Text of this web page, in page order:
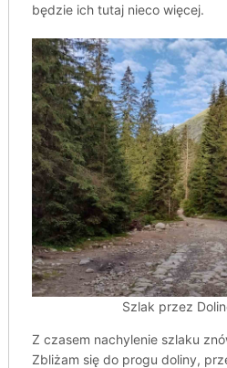
będzie ich tutaj nieco więcej.
Szlak przez
Z czasem nachylenie szlaku
Zbliżam się do progu doliny,